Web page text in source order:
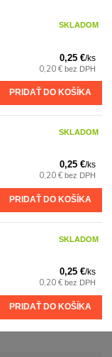
0,25 €/ks
0,20 € bez DPH
SKLADOM
PRIDAŤ DO KOŠÍKA
0,25 €/ks
0,20 € bez DPH
SKLADOM
PRIDAŤ DO KOŠÍKA
0,25 €/ks
0,20 € bez DPH
SKLADOM
PRIDAŤ DO KOŠÍKA